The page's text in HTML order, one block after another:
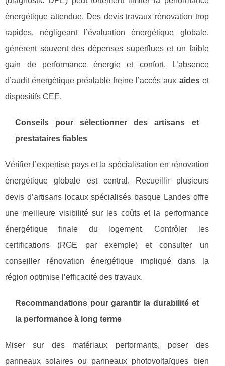
énergétique attendue. Des devis travaux rénovation trop
rapides, négligeant l’évaluation énergétique globale,
génèrent souvent des dépenses superflues et un faible
gain de performance énergie et confort. L’absence
d’audit énergétique préalable freine l’accès aux aideset
dispositifs CEE.
Conseils pour sélectionner des artisans et
prestataires fiables
Vérifier l’expertise pays et la spécialisation en rénovation
énergétique globale est central. Recueillir plusieurs
devis d’artisans locaux spécialisés basque Landes offre
une meilleure visibilité sur les coûts et la performance
énergétique finale du logement. Contrôler les
certifications (RGE par exemple) et consulter un
conseiller rénovation énergétique impliqué dans la
région optimise l’efficacité des travaux.
Recommandations pour garantir la durabilité et
la performance à long terme
Miser sur des matériaux performants, poser des
panneaux solaires ou panneaux photovoltaïques bien